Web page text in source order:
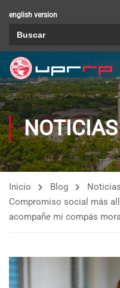
english version
NOTICIAS
Inicio Blog
Noticias
Compromiso social más
acompañe mi compás